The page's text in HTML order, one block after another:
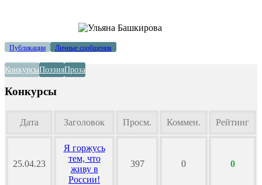
Публикации Личные сообщения
КонкурсыПоэзияПроза
Конкурсы
Дата Заголовок Просм. Коммен. Рейтинг
25.04.23
Я горжусь
тем, что
живу в
России!
397 0 0